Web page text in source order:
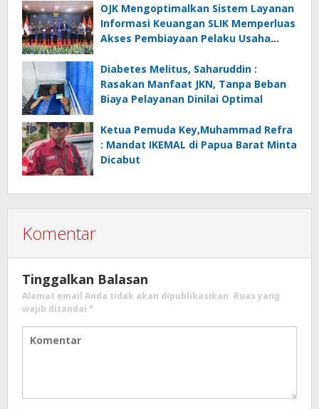
OJK Mengoptimalkan Sistem Layanan
Informasi Keuangan SLIK Memperluas
Akses Pembiayaan Pelaku Usaha
Diabetes Melitus, Saharuddin :
Rasakan Manfaat JKN, Tanpa Beban
Biaya Pelayanan Dinilai Optimal
Ketua Pemuda Key,Muhammad Refra
: Mandat IKEMAL di Papua Barat Minta
Dicabut
Komentar
Tinggalkan Balasan
Alamat email Anda tidak akan dipublikasikan. Ruas yang
wajib ditandai *